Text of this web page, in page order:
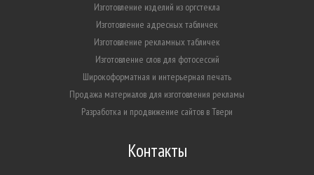
Изготовление изделий из оргстекла
Изготовление адресных табличек
Изготовление рекламных табличек
Изготовление слов для фотосессий
Широкоформатная и интерьерная печать
Продажа материалов для изготовления рекламы
Разработка и продвижение сайтов в Твери
Контакты